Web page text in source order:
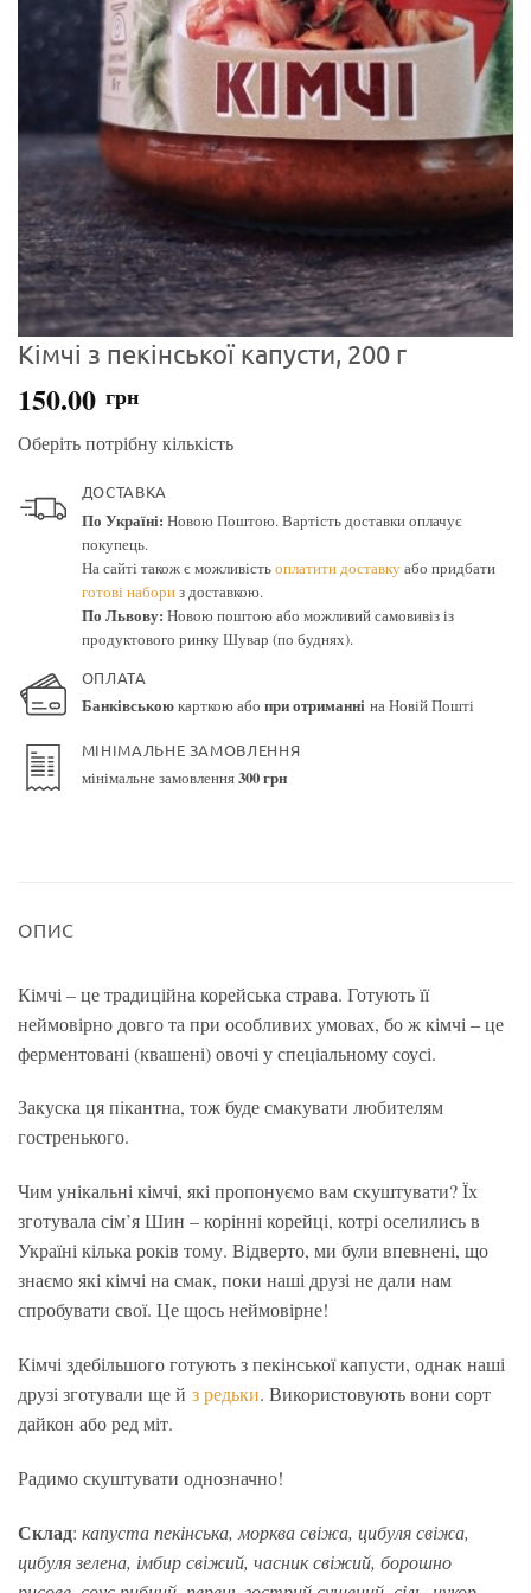
Кімчі з пекінської капусти, 200 г
150.00 грн
Оберіть потрібну кількість
ДОСТАВКА
По Україні: Новою Поштою. Вартість доставки оплачує
покупець.
На сайті також є можливістьоплатити доставкуабо придбати
готові набориз доставкою.
По Львову: Новою поштою або можливий самовивіз із
продуктового ринку Шувар (по буднях).
ОПЛАТА
Банківськоюкарткою або при отриманніна Новій Пошті
МІНІМАЛЬНЕ ЗАМОВЛЕННЯ
мінімальне замовлення300 грн
ОПИС
Кімчі – це традиційна корейська страва. Готують її
неймовірно довго та при особливих умовах, бо ж кімчі – це
ферментовані (квашені) овочі у спеціальному соусі.
Закуска ця пікантна, тож буде смакувати любителям
гостренького.
Чим унікальні кімчі, які пропонуємо вам скуштувати? Їх
зготувала сім’я Шин – корінні корейці, котрі оселились в
Україні кілька років тому. Відверто, ми були впевнені, що
знаємо які кімчі на смак, поки наші друзі не дали нам
спробувати свої. Це щось неймовірне!
Кімчі здебільшого готують з пекінської капусти, однак наші
друзі зготували ще й з редьки. Використовують вони сорт
дайкон або ред міт.
Радимо скуштувати однозначно!
Склад: капуста пекінська, морква свіжа, цибуля свіжа,
цибуля зелена, імбир свіжий, часник свіжий, борошно